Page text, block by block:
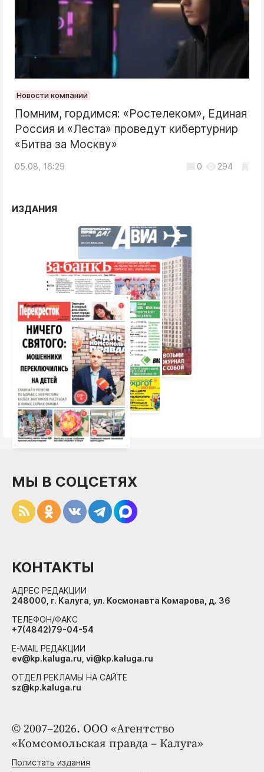
Новости компаний
Помним, гордимся: «Ростелеком», Единая
Россия и «Леста» проведут кибертурнир
«Битва за Москву»
05.08, 16:29 0 294
ИЗДАНИЯ
© 2007–2026. ООО «Агентство
«Комсомольская правда – Калуга»
Полистать издания
МЫ В СОЦСЕТЯХ
КОНТАКТЫ
АДРЕС РЕДАКЦИИ
248000, г. Калуга, ул. Космонавта Комарова, д. 36
ТЕЛЕФОН/ФАКС
+7(4842)79-04-54
E-MAIL РЕДАКЦИИ
ev@kp.kaluga.ru, vi@kp.kaluga.ru
ОТДЕЛ РЕКЛАМЫ НА САЙТЕ
sz@kp.kaluga.ru